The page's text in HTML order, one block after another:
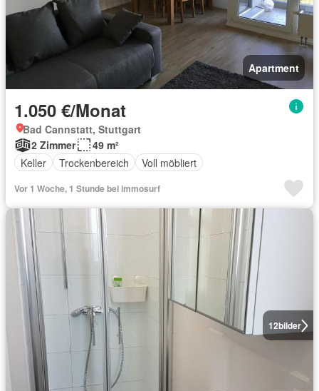
Apartment
1.050 €/Monat
Bad Cannstatt, Stuttgart
2 Zimmer
49 m²
Keller
Trockenbereich Voll möbliert
Vor 1 Woche, 1 Stunde bei immosurf
12bilder